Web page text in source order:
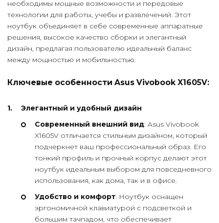
необходимы мощные возможности и передовые
технологии для работы, учебы и развлечений. Этот
ноутбук объединяет в себе современные аппаратные
решения, высокое качество сборки и элегантный
дизайн, предлагая пользователю идеальный баланс
между мощностью и мобильностью.
Ключевые особенности Asus Vivobook X1605V:
Элегантный и удобный дизайн
Современный внешний вид: Asus Vivobook
X1605V отличается стильным дизайном, который
подчеркнет ваш профессиональный образ. Его
тонкий профиль и прочный корпус делают этот
ноутбук идеальным выбором для повседневного
использования, как дома, так и в офисе.
Удобство и комфорт: Ноутбук оснащен
эргономичной клавиатурой с подсветкой и
большим тачпадом, что обеспечивает